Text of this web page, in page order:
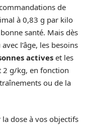
de
à 0,83 g par kilo
santé. Mais dès
l’âge, les besoins
activeset les
2 g/kg, en fonction
ou de la
dose à vos objectifs